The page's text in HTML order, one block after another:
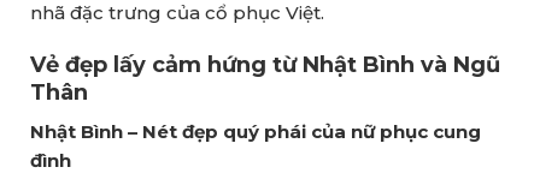
nhã đặc trưng của cổ phục Việt.
Vẻ đẹp lấy cảm hứng từ Nhật Bình và Ngũ
Thân
Nhật Bình – Nét đẹp quý phái của nữ phục cung
đình